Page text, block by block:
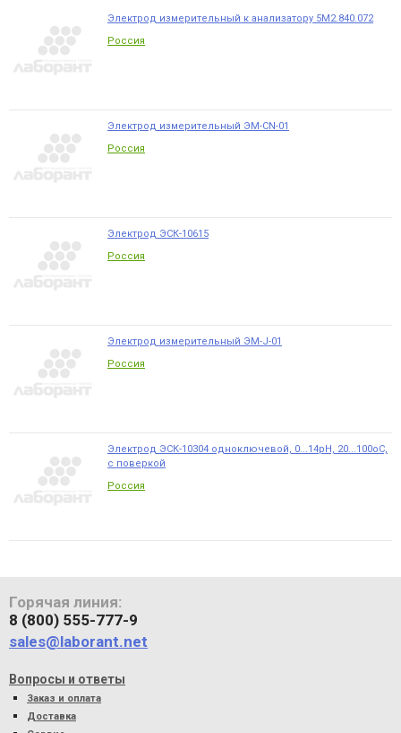
Электрод измерительный к анализатору 5М2.840.072
Россия
Электрод измерительный ЭМ-CN-01
Россия
Электрод ЭСК-10615
Россия
Электрод измерительный ЭМ-J-01
Россия
Электрод ЭСК-10304 одноключевой, 0...14pH, 20...100оС,
с поверкой
Россия
Горячая линия:
8 (800) 555-777-9
sales@laborant.net
Вопросы и ответы
Заказ и оплата
Доставка